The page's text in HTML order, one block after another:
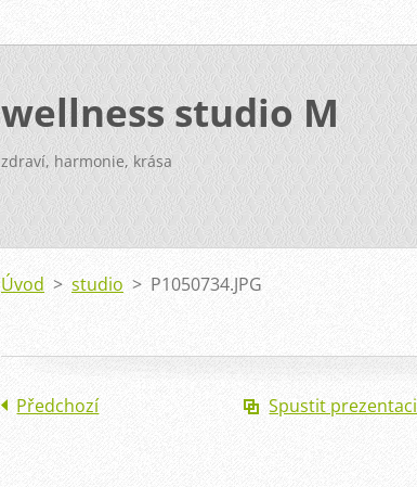
wellness studio M
zdraví, harmonie, krása
Úvod > studio > P1050734.JPG
Předchozí Spustit prezentaci